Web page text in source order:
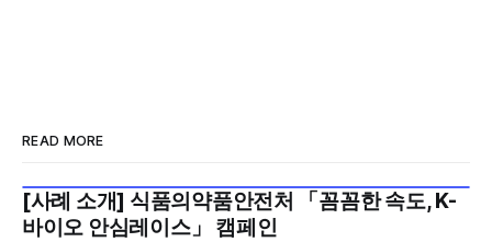
READ MORE
2026년 7월 5주
[사례 소개] 식품의약품안전처 「꼼꼼한 속도, K-
바이오 안심레이스」 캠페인